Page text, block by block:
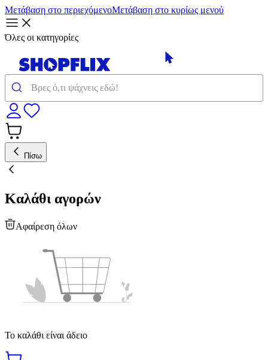
Μετάβαση στο περιεχόμενοΜετάβαση στο κυρίως μενού
Όλες οι κατηγορίες
Πίσω
Καλάθι αγορών
Αφαίρεση όλων
Το καλάθι είναι άδειο